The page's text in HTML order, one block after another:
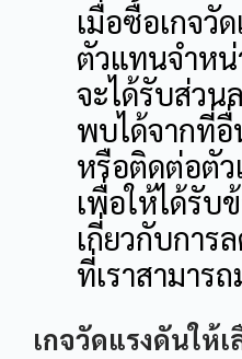
เมื่อซื้อเกจวั
ตัวแทนจำห
จะได้รับส่วน
พบได้จากที่อื่
หรือติดต่อตั
เพื่อให้ได้รับ
เกี่ยวกับการ
ที่เราสามาร
เกจวัดแรงดันให้